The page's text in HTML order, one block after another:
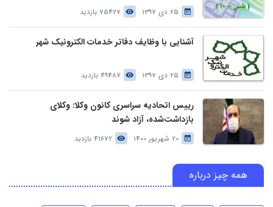
25 دی 1397 75427 بازدید
آشنایی با وظایف دفاتر خدمات الکترونیک شهر
25 دی 1397 49487 بازدید
رییس اتحادیه سراسری کانون وکلا: وکلای
بازداشت‌شده، آزاد شوند
20 شهریور 1400 41672 بازدید
همه چیز درباره